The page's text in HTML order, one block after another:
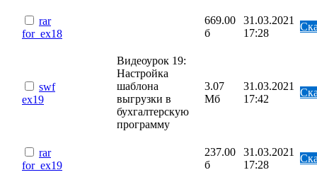
rar
for_ex18
669.00
б
31.03.2021
17:28
swf
ex19
Видеоурок 19:
Настройка
шаблона
выгрузки в
бухгалтерскую
программу
3.07
Мб
31.03.2021
17:42
rar
for_ex19
237.00
б
31.03.2021
17:28